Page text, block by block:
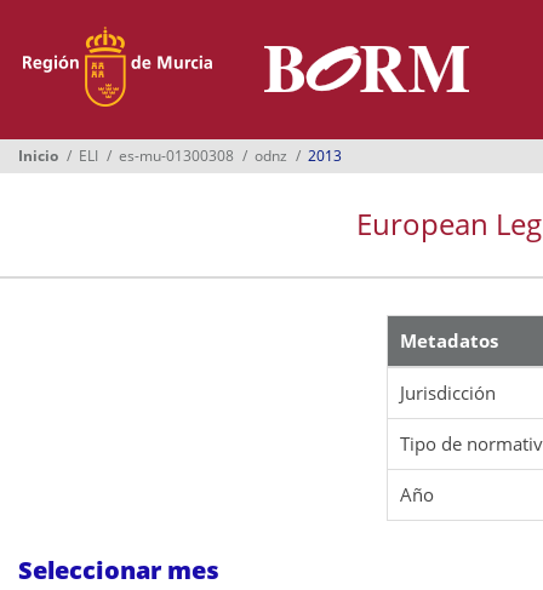
Boletines
Ayuntamientos
Inicio ELI es-mu-01300308 odnz 2013
European
Metadatos
Jurisdicción
Tipo de
Año
Seleccionar mes